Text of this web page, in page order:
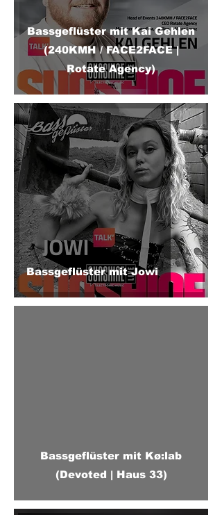
Bassgeflüster mit Kai Gehlen
(240KMH / FACE2FACE |
Rotate Agency)
Bassgeflüster mit Jowi
Bassgeflüster mit Kø:lab
(Devoted | Haus 33)